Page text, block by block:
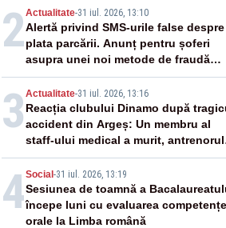
2Actualitate-31 iul. 2026, 13:10
Alertă privind SMS-urile false despre
plata parcării. Anunț pentru șoferi
asupra unei noi metode de fraudă
online
3 Actualitate-31 iul. 2026, 13:16
Reacția clubului Dinamo după
accident din Argeș: Un membru al
staff-ului medical a murit, antrenorul
Adrian Ropotan este în spital
4Social-31 iul. 2026, 13:19
Sesiunea de toamnă a
începe luni cu evaluarea
orale la Limba română